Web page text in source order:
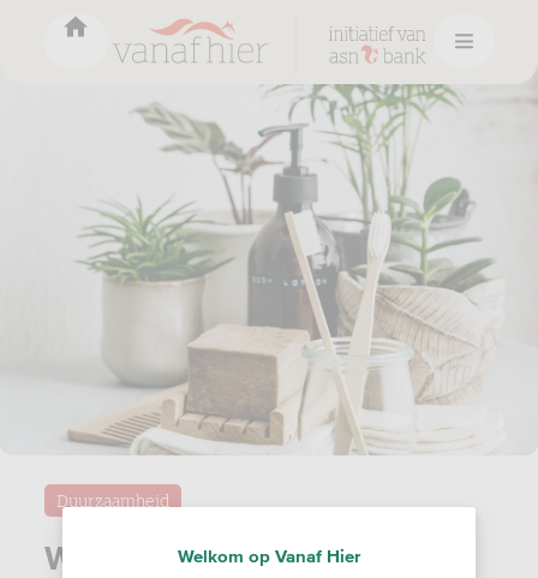
Waarom je niet een maand
Duurzaamheid
Welkom op Vanaf Hier